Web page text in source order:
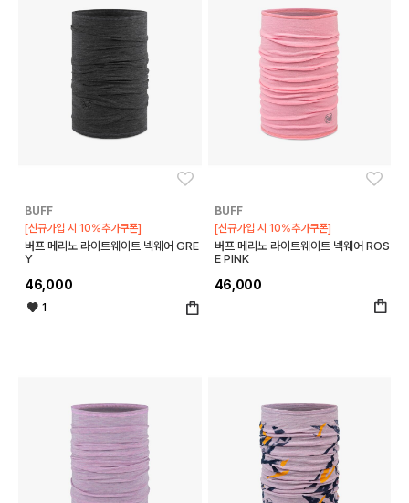
BUFF
[신규가입 시 10%추가쿠폰]
버프 메리노 라이트웨이트 넥웨어 GRE
Y
46,000
1
BUFF
[신규가입 시 10%추가쿠폰]
버프 메리노 라이트웨이트 넥웨어 ROS
E PINK
46,000